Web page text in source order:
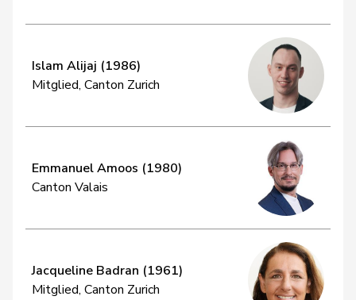
Islam Alijaj (1986)
Mitglied, Canton Zurich
Emmanuel Amoos (1980)
Canton Valais
Jacqueline Badran (1961)
Mitglied, Canton Zurich